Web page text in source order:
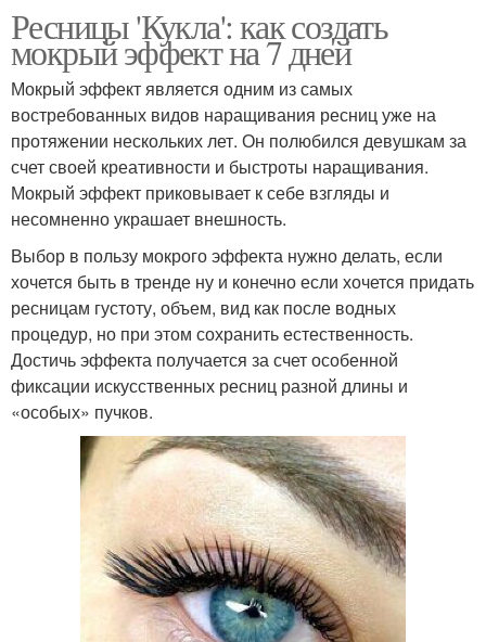
Ресницы 'Кукла': как создать
мокрый эффект на 7 дней
Мокрый эффект является одним из самых
востребованных видов наращивания ресниц уже на
протяжении нескольких лет. Он полюбился девушкам за
счет своей креативности и быстроты наращивания.
Мокрый эффект приковывает к себе взгляды и
несомненно украшает внешность.
Выбор в пользу мокрого эффекта нужно делать, если
хочется быть в тренде ну и конечно если хочется придать
ресницам густоту, объем, вид как после водных
процедур, но при этом сохранить естественность.
Достичь эффекта получается за счет особенной
фиксации искусственных ресниц разной длины и
«особых» пучков.